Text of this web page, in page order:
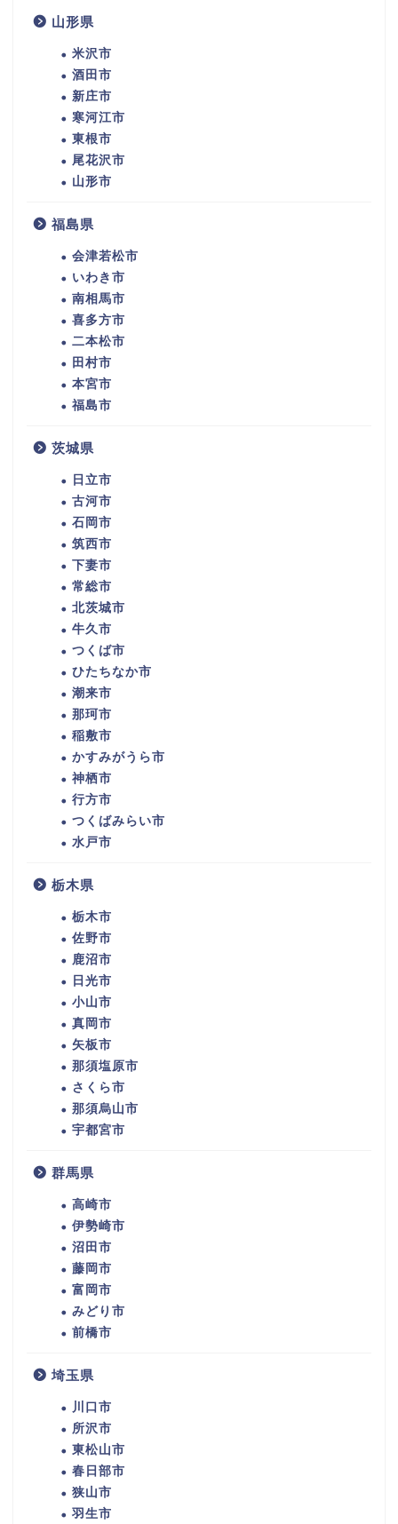
山形県
米沢市
酒田市
新庄市
寒河江市
東根市
尾花沢市
山形市
福島県
会津若松市
いわき市
南相馬市
喜多方市
二本松市
田村市
本宮市
福島市
茨城県
日立市
古河市
石岡市
筑西市
下妻市
常総市
北茨城市
牛久市
つくば市
ひたちなか市
潮来市
那珂市
稲敷市
かすみがうら市
神栖市
行方市
つくばみらい市
水戸市
栃木県
栃木市
佐野市
鹿沼市
日光市
小山市
真岡市
矢板市
那須塩原市
さくら市
那須烏山市
宇都宮市
群馬県
高崎市
伊勢崎市
沼田市
藤岡市
富岡市
みどり市
前橋市
埼玉県
川口市
所沢市
東松山市
春日部市
狭山市
羽生市